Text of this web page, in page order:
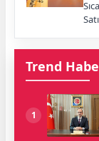
Trend
1